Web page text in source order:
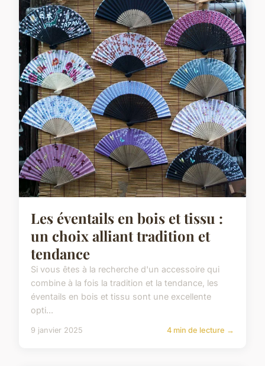
Les éventails en bois et tissu :
un choix alliant tradition et
tendance
Si vous êtes à la recherche d'un accessoire qui
combine à la fois la tradition et la tendance, les
éventails en bois et tissu sont une excellente
opti...
9 janvier 2025 4 min de lecture →